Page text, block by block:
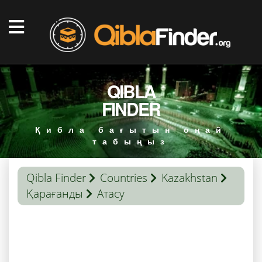
QIBLA
FINDER
Қибла бағытын оңай
табыңыз
Qibla Finder Countries
Kazakhstan
Қарағанды
Атасу